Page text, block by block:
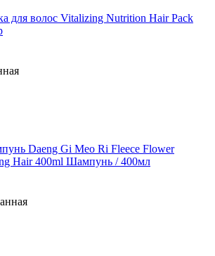
для волос Vitalizing Nutrition Hair Pack
Daeng Gi Meo Ri Fleece Flower
Hair 400ml Шампунь / 400мл